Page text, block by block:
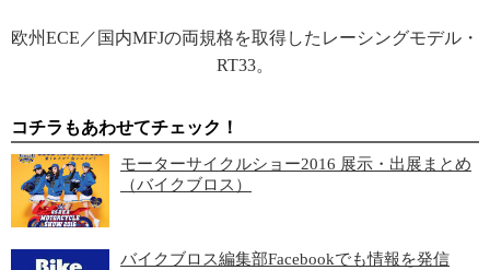
欧州ECE／国内MFJの両規格を取得したレーシングモデル・
RT33。
コチラもあわせてチェック！
モーターサイクルショー2016 展示・出展まとめ
（バイクブロス）
バイクブロス編集部Facebookでも情報を発信